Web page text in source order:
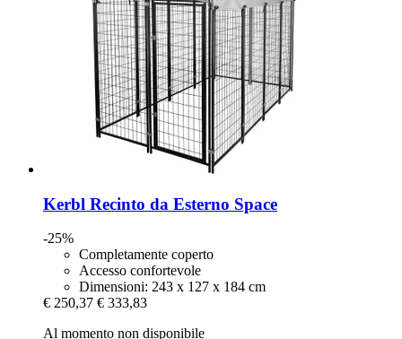
Kerbl Recinto da Esterno Space
-25%
Completamente coperto
Accesso confortevole
Dimensioni: 243 x 127 x 184 cm
€ 250,37 € 333,83
Al momento non disponibile